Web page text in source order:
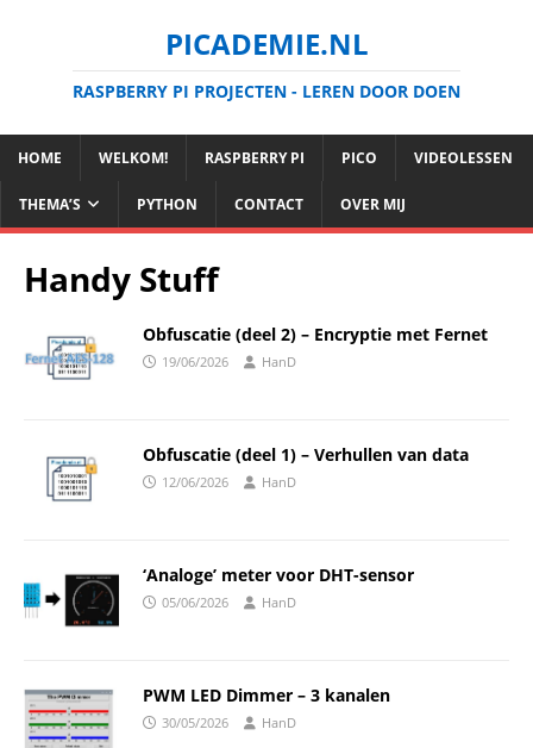
PICADEMIE.NL
RASPBERRY PI PROJECTEN - LEREN DOOR DOEN
HOME WELKOM! RASPBERRY PI PICO VIDEOLESSEN
THEMA’S PYTHON CONTACT OVER MIJ
Handy Stuff
Obfuscatie (deel 2) – Encryptie met Fernet
19/06/2026 HanD
Obfuscatie (deel 1) – Verhullen van data
12/06/2026 HanD
‘Analoge’ meter voor DHT-sensor
05/06/2026 HanD
PWM LED Dimmer – 3 kanalen
30/05/2026 HanD